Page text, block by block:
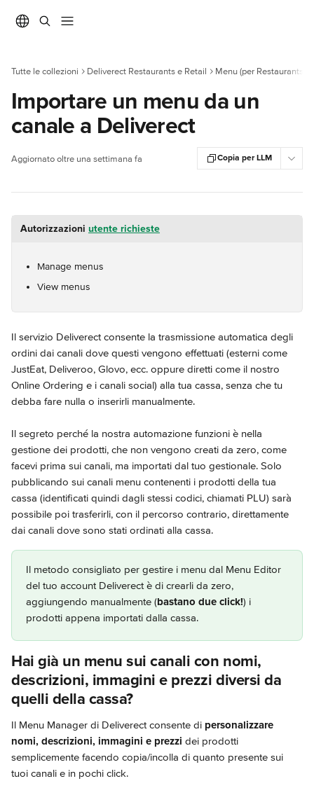
Tutte le collezioni Deliverect Restaurants e Retail Menu (per Restaurants)
Importare un menu da un
canale a Deliverect
Aggiornato oltre una settimana fa Copia per LLM
Autorizzazioni utente richieste
Manage menus
View menus
Il servizio Deliverect consente la trasmissione automatica degli
ordini dai canali dove questi vengono effettuati (esterni come
JustEat, Deliveroo, Glovo, ecc. oppure diretti come il nostro
Online Ordering e i canali social) alla tua cassa, senza che tu
debba fare nulla o inserirli manualmente.
Il segreto perché la nostra automazione funzioni è nella
gestione dei prodotti, che non vengono creati da zero, come
facevi prima sui canali, ma importati dal tuo gestionale. Solo
pubblicando sui canali menu contenenti i prodotti della tua
cassa (identificati quindi dagli stessi codici, chiamati PLU) sarà
possibile poi trasferirli, con il percorso contrario, direttamente
dai canali dove sono stati ordinati alla cassa.
Il metodo consigliato per gestire i menu dal Menu Editor
del tuo account Deliverect è di crearli da zero,
aggiungendo manualmente (bastano due click!) i
prodotti appena importati dalla cassa.
Hai già un menu sui canali con nomi,
descrizioni, immagini e prezzi diversi da
quelli della cassa?
Il Menu Manager di Deliverect consente di personalizzare
nomi, descrizioni, immagini e prezzi dei prodotti
semplicemente facendo copia/incolla di quanto presente sui
tuoi canali e in pochi click.